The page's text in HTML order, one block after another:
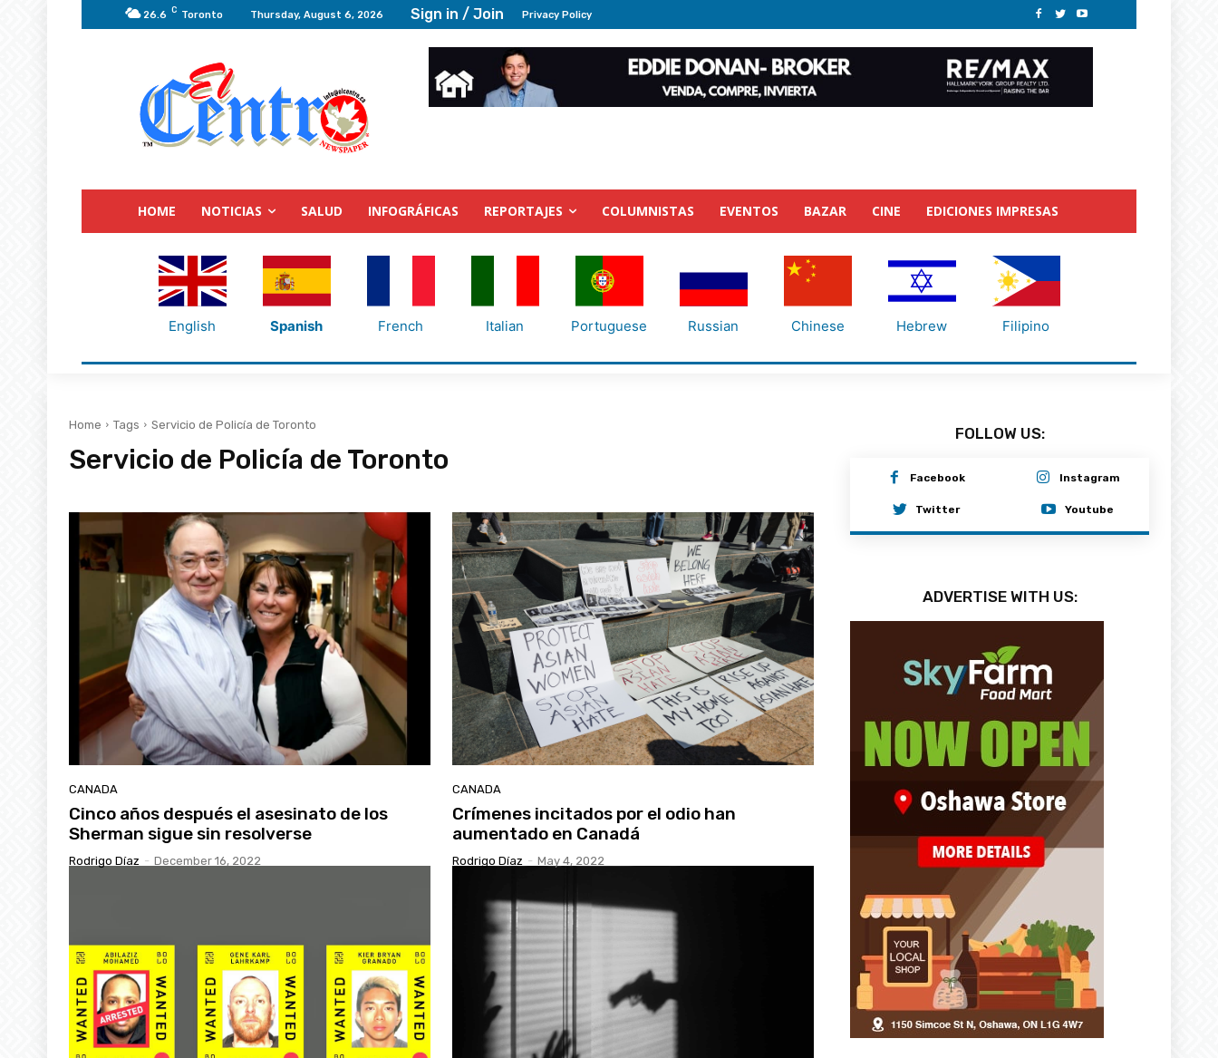
26.6 C Toronto Thursday, August 6, 2026 Sign in / Join Privacy Policy
HOME NOTICIAS SALUD INFOGRÁFICAS REPORTAJES COLUMNISTAS EVENTOS BAZAR CINE EDICIONES IMPRESAS
English Spanish French Italian Portuguese Russian Chinese Hebrew Filipino
Home Tags Servicio de Policía de Toronto
Servicio de Policía de Toronto
CANADA
Cinco años después el asesinato de los
Sherman sigue sin resolverse
Rodrigo Díaz - December 16, 2022
CANADA
Crímenes incitados por el odio han
aumentado en Canadá
Rodrigo Díaz - May 4, 2022
FOLLOW US:
Facebook Instagram
Twitter Youtube
ADVERTISE WITH US: